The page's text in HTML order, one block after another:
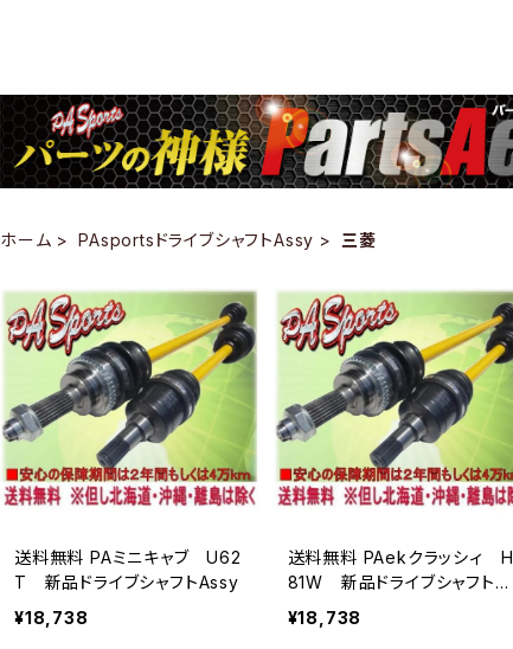
ホーム PAsportsドライブシャフトAssy 三菱
送料無料 PAミニキャブ U62
T 新品ドライブシャフトAssy
¥18,738
送料無料 PAekクラッシィ H
81W 新品ドライブシャフトAs
sy
¥18,738